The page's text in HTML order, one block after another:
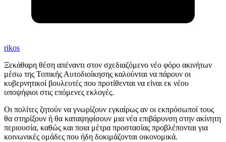
rikos
Ξεκάθαρη θέση απέναντι στον σχεδιαζόμενο νέο φόρο ακινήτων
μέσω της Τοπικής Αυτοδιοίκησης καλούνται να πάρουν οι
κυβερνητικοί βουλευτές που προτίθενται να είναι εκ νέου
υποψήφιοι στις επόμενες εκλογές.
Οι πολίτες ζητούν να γνωρίζουν εγκαίρως αν οι εκπρόσωποί τους
θα στηρίξουν ή θα καταψηφίσουν μια νέα επιβάρυνση στην ακίνητη
περιουσία, καθώς και ποια μέτρα προστασίας προβλέπονται για
κοινωνικές ομάδες που ήδη δοκιμάζονται οικονομικά.